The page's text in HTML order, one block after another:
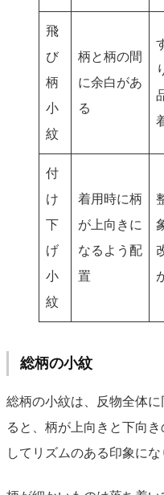
飛
び
柄
小
紋
柄と柄の間
に余白があ
る
付
け
下
げ
小
紋
着用時に柄
が上向きに
なるよう配
置
総柄の小紋
総柄の小紋は、反物全体
ると、柄が上向きと下向
してリズムのある印象にな